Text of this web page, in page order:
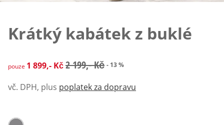
Krátký kabátek z buklé
zlevněná cena: 1 899,- Kč, původní cena: 2 199,- Kč
pouze 1 899,- Kč2 199,- Kč - 13 %
vč. DPH, plus poplatek za dopravu